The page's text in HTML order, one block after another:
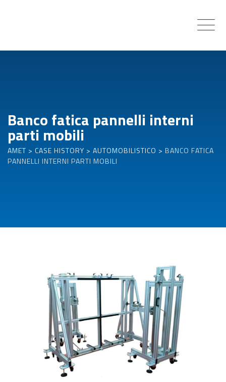
Banco fatica pannelli interni
parti mobili
AMET > CASE HISTORY > AUTOMOBILISTICO > BANCO FATICA
PANNELLI INTERNI PARTI MOBILI